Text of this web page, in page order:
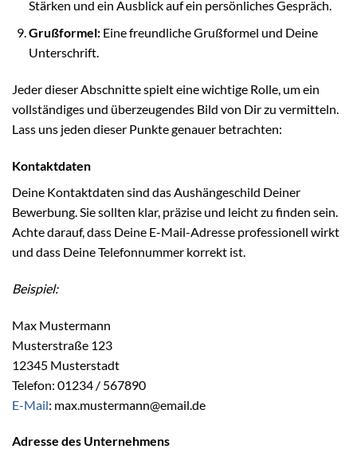
Stärken und ein Ausblick auf ein persönliches Gespräch.
Grußformel:Eine freundliche Grußformel und Deine
Unterschrift.
Jeder dieser Abschnitte spielt eine wichtige Rolle, um ein
vollständiges und überzeugendes Bild von Dir zu vermitteln.
Lass uns jeden dieser Punkte genauer betrachten:
Kontaktdaten
Deine Kontaktdaten sind das Aushängeschild Deiner
Bewerbung. Sie sollten klar, präzise und leicht zu finden sein.
Achte darauf, dass Deine E-Mail-Adresse professionell wirkt
und dass Deine Telefonnummer korrekt ist.
Beispiel:
Max Mustermann
Musterstraße 123
12345 Musterstadt
Telefon: 01234 / 567890
E-Mail: max.mustermann@email.de
Adresse des Unternehmens